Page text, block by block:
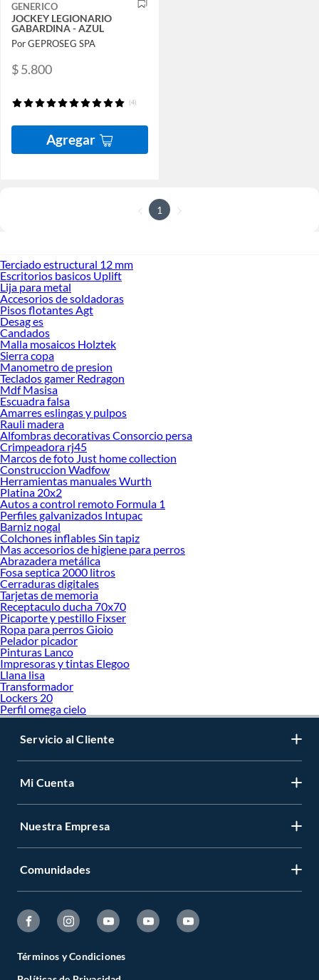
GENERICO
JOCKEY LEGIONARIO
GABARDINA - AZUL
Por GEPROSEG SPA
$ 5.800
(4)
Agregar
1
Terciado estructural 12 mm
Escritorios basicos Uplift
Lija para metal
Accesorios de soldadoras
Pisos flotantes Agt
Desag es
Candados
Malla mosaicos Holztek
Sierra copa
Manometro de presion
Teclados gamer Redragon
Mdf Masisa
Escuadra falsa
Amarres eslingas y pulpos
Rauli madera
Alfombras decorativas Consorcio persa
Crimpeadora rj45
Marcos de foto Just home collection
Construccion Wadfow
Herramientas manuales Wurth
Platina 20x2
Autos a control remoto Formula 1
Perfiles galvanizados Intupac
Barniz nogal
Colchones inflables Sin tapiz
Mas accesorios de higiene para perros
Abrazadera metálica
Fosa septica 2000 litros
Cerraduras digitales
Tarjetas de memoria
Receptaculo ducha 70x70
Picaporte y pestillo Fixser
Ropa para perros Gioio
Pelador picador
Pinturas Lanco
Impresoras y tintas Elegoo
Llana lisa
Transformador
Lockers 20
Perfil omega cielo
Servicio al Cliente
Mi Cuenta
Nuestra Empresa
Comunidades
Términos y Condiciones